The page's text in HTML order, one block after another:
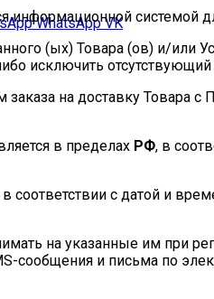
WhatsApp VK
информационной
(ых) Товара (ов) и/
исключить
на доставку Товара
в пределах РФ, в
в соответствии с датой и
на указанные им при
сообщения и письма по